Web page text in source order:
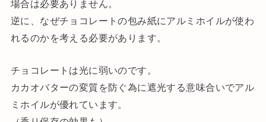
場合は必要ありません。
逆に、なぜチョコレートの包み紙にアルミホイルが使わ
れるのかを考える必要があります。
チョコレートは光に弱いのです。
カカオバターの変質を防ぐ為に遮光する意味合いでアル
ミホイルが優れています。